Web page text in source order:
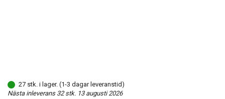
27 stk. i lager. (1-3 dagar leveranstid)
Nästa inleverans 32 stk. 13 augusti 2026